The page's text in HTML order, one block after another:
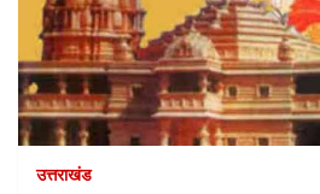
उत्तराखंड